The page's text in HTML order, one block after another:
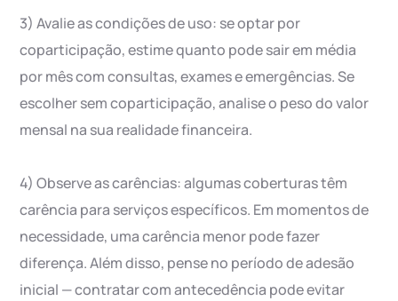
3) Avalie as condições de uso: se optar por
coparticipação, estime quanto pode sair em média
por mês com consultas, exames e emergências. Se
escolher sem coparticipação, analise o peso do valor
mensal na sua realidade financeira.
4) Observe as carências: algumas coberturas têm
carência para serviços específicos. Em momentos de
necessidade, uma carência menor pode fazer
diferença. Além disso, pense no período de adesão
inicial — contratar com antecedência pode evitar